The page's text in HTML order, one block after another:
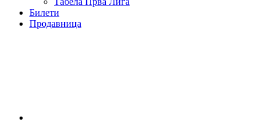
Билети
Продавница